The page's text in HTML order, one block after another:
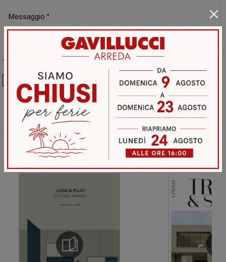
Sfoglia i cataloghi
Ho preso visione della Privacy Policy